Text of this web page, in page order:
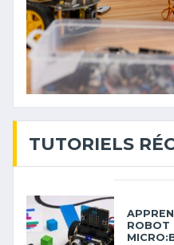
TUTORIELS
ROBOT